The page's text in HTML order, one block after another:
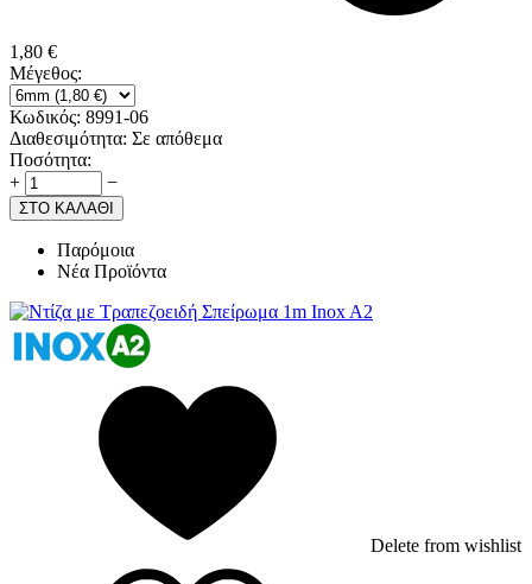
1,80 €
Μέγεθος:
Κωδικός: 8991-06
Διαθεσιμότητα: Σε απόθεμα
Ποσότητα:
+
−
ΣΤΟ ΚΑΛΑΘΙ
Παρόμοια
Νέα Προϊόντα
Delete from wishlist